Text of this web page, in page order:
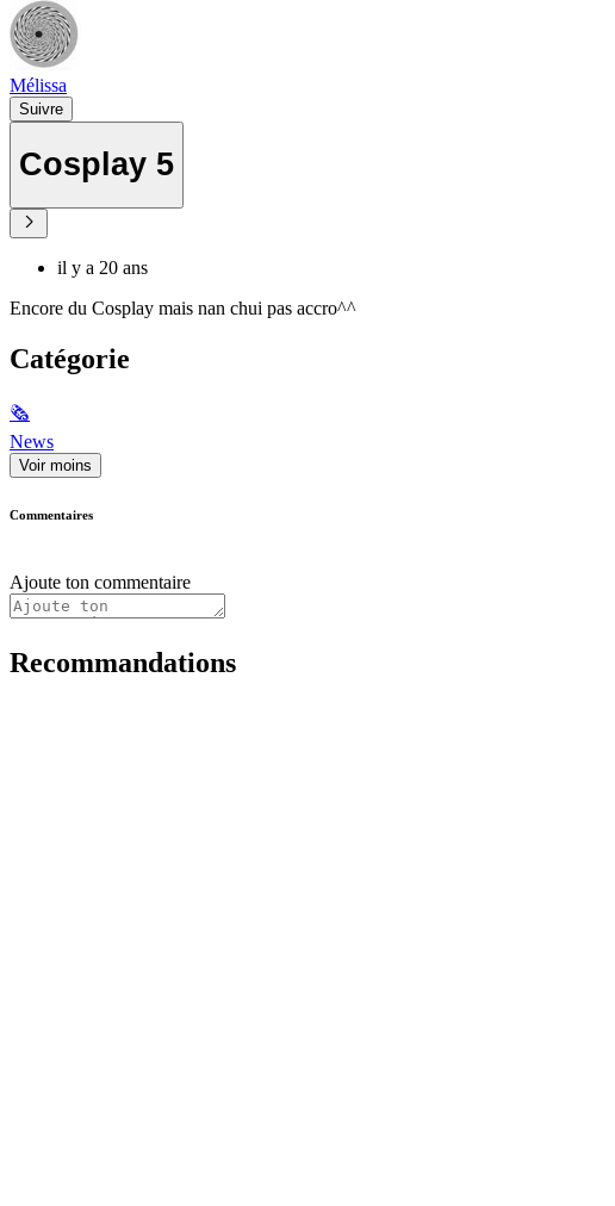
Mélissa
Suivre
Cosplay 5
il y a 20 ans
Encore du Cosplay mais nan chui pas accro^^
Catégorie
🗞
News
Voir moins
Commentaires
Ajoute ton commentaire
Recommandations